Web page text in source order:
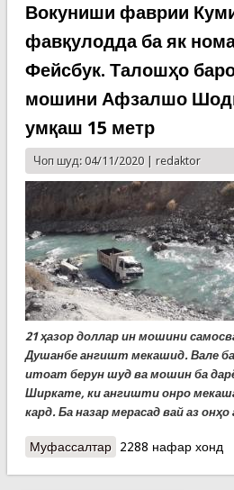
Амрикои Шимолӣ ва
Аврупо кӯчид
Вокуниши фаврии
фавқулодда ба як
Фейсбук. Талошҳо
мошини Афзалшо
умқаш 15 метр
Чоп шуд: 04/11/2020 | redaktor
21 ҳазор доллар ин мошини
Душанбе ангишт мекашид. Вале
итоат берун шуд ва мошин ба
Ширкате, ки ангишти онро
кард. Ба назар мерасад вай аз
Муфассалтаро Вокуниши фаврии
2288 нафар хонд